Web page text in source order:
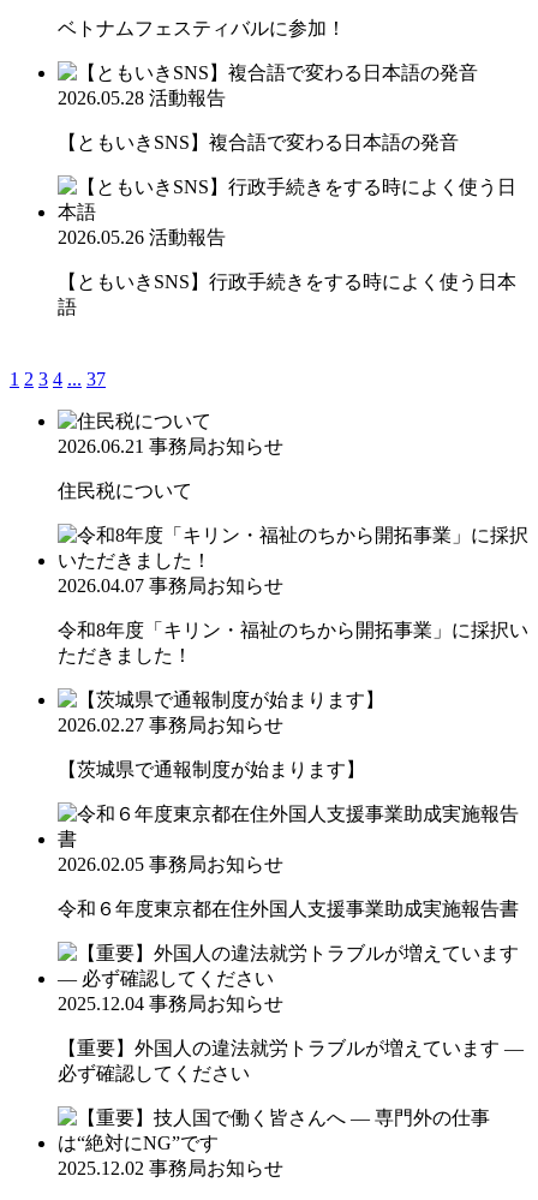
ベトナムフェスティバルに参加！
2026.05.28 活動報告
【ともいきSNS】複合語で変わる日本語の発音
2026.05.26 活動報告
【ともいきSNS】行政手続きをする時によく使う日本
語
1 2 3 4 ... 37
2026.06.21 事務局お知らせ
住民税について
2026.04.07 事務局お知らせ
令和8年度「キリン・福祉のちから開拓事業」に採択い
ただきました！
2026.02.27 事務局お知らせ
【茨城県で通報制度が始まります】
2026.02.05 事務局お知らせ
令和６年度東京都在住外国人支援事業助成実施報告書
2025.12.04 事務局お知らせ
【重要】外国人の違法就労トラブルが増えています ―
必ず確認してください
2025.12.02 事務局お知らせ